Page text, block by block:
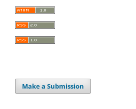
Make a Submission